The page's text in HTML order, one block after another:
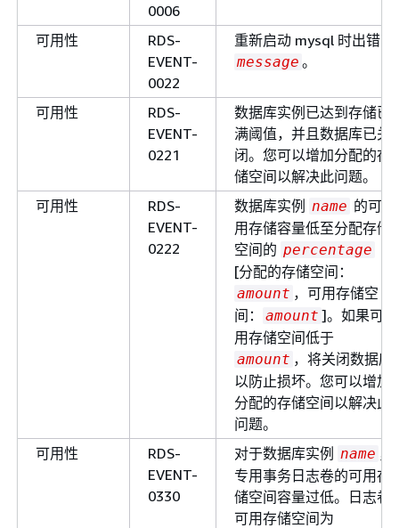
0006
可用性
RDS-
EVENT-
0022
重新启动 mysql 时出错：
message 。
可用性
RDS-
EVENT-
0221
数据库实例已达到存储已
满阈值，并且数据库已关
闭。您可以增加分配的存
储空间以解决此问题。
可用性
RDS-
EVENT-
0222
数据库实例 name 的可
用存储容量低至分配存储
空间的 percentage
[分配的存储空间：
amount ，可用存储空
间：
amount ]。如果可
用存储空间低于
amount ，将关闭数据库
以防止损坏。您可以增加
分配的存储空间以解决此
问题。
可用性
RDS-
EVENT-
0330
对于数据库实例 name ，
专用事务日志卷的可用存
储空间容量过低。日志卷
可用存储空间为